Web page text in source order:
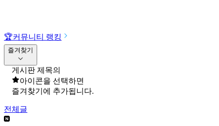
🏆커뮤니티 랭킹
즐겨찾기
게시판 제목의
아이콘을 선택하면
즐겨찾기에 추가됩니다.
전체글